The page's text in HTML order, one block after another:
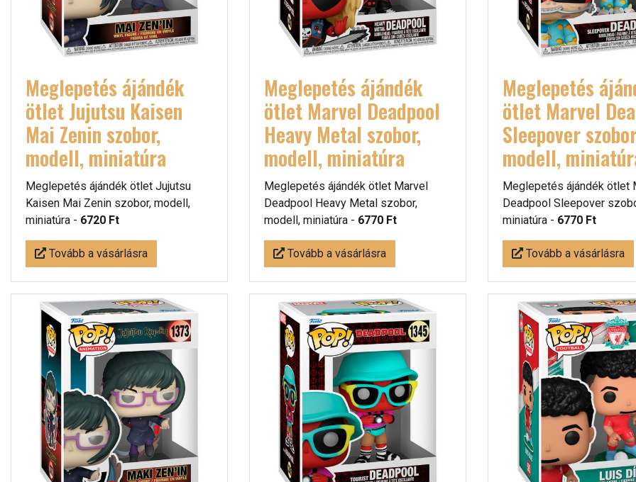
Meglepetés ájándék
ötlet Jujutsu Kaisen
Mai Zenin szobor,
modell, miniatúra
Meglepetés ájándék ötlet Jujutsu
Kaisen Mai Zenin szobor, modell,
miniatúra - 6720 Ft
Tovább a vásárlásra
Meglepetés ájándék
ötlet Marvel Deadpool
Heavy Metal szobor,
modell, miniatúra
Meglepetés ájándék ötlet Marvel
Deadpool Heavy Metal szobor,
modell, miniatúra - 6770 Ft
Tovább a vásárlásra
Meglepetés
ötlet Marvel
Sleepover
modell,
Meglepetés ájándék ötlet
Deadpool Sleepover
miniatúra - 6770 Ft
Tovább a vásárlásra